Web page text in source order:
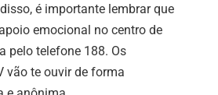
é importante lembrar que
emocional no centro de
pelo telefone 188. Os
vão te ouvir de forma